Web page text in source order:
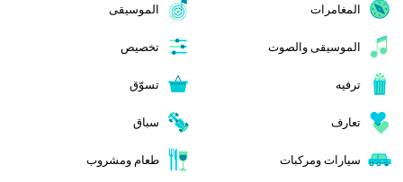
المغامرات الموسيقى
الموسيقى والصوت تخصيص
ترفيه تسوّق
تعارف سباق
سيارات ومركبات طعام ومشروب